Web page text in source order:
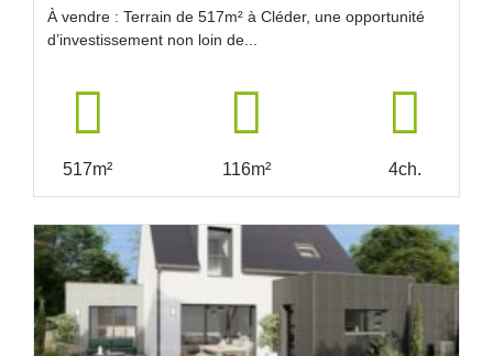
À vendre : Terrain de 517m² à Cléder, une opportunité
d’investissement non loin de...
517m² 116m² 4ch.